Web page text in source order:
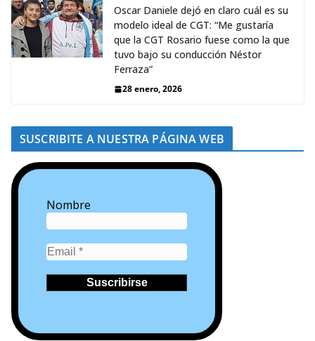
Oscar Daniele dejó en claro cuál es su
modelo ideal de CGT: “Me gustaría
que la CGT Rosario fuese como la que
tuvo bajo su conducción Néstor
Ferraza”
28 enero, 2026
SUSCRIBITE A NUESTRA PÁGINA WEB
Nombre